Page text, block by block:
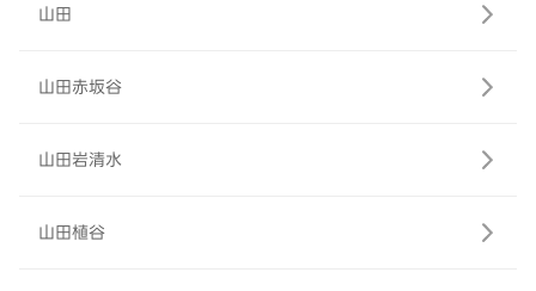
山田
山田赤坂谷
山田岩清水
山田植谷